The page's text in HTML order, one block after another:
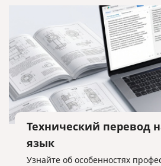
Технический перевод
язык
Узнайте об особенностях